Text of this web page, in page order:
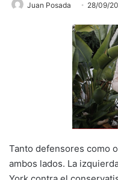
Juan Posada 28/09/
Tanto defensores como
ambos lados. La